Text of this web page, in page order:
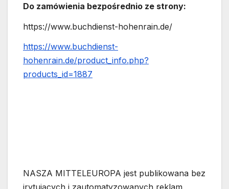
Do zamówienia bezpośrednio ze strony:
https://www.buchdienst-hohenrain.de/
https://www.buchdienst-
hohenrain.de/product_info.php?
products_id=1887
NASZA MITTELEUROPA jest publikowana bez
irytujących i zautomatyzowanych reklam